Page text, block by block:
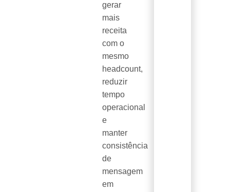
gerar
mais
receita
com o
mesmo
headcount,
reduzir
tempo
operacional
e
manter
consistência
de
mensagem
em